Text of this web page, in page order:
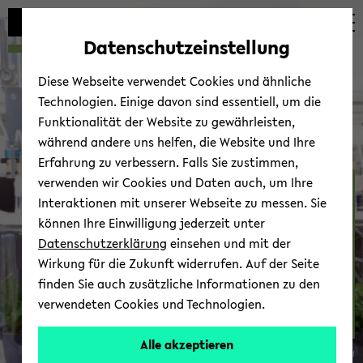
Automatische
vermeiden
zum
wechseln
zum
wechseln
zum
wechseln
Ein­flüs­se von künst­li­cher
Be­lich­tung bei Nacht
sowie Pes­ti­zi­den auf die
Ent­wick­lung und das Ver­
hal­ten von In­sek­ten
© Uni­ver­si­tät Bie­le­feld
Datenschutzeinstellung
Diese Webseite verwendet Cookies und ähnliche
Technologien. Einige davon sind essentiell, um die
Funktionalität der Website zu gewährleisten,
während andere uns helfen, die Website und Ihre
Erfahrung zu verbessern. Falls Sie zustimmen,
verwenden wir Cookies und Daten auch, um Ihre
Interaktionen mit unserer Webseite zu messen. Sie
können Ihre Einwilligung jederzeit unter
Datenschutzerklärung einsehen und mit der
Wirkung für die Zukunft widerrufen. Auf der Seite
finden Sie auch zusätzliche Informationen zu den
verwendeten Cookies und Technologien.
Alle akzeptieren